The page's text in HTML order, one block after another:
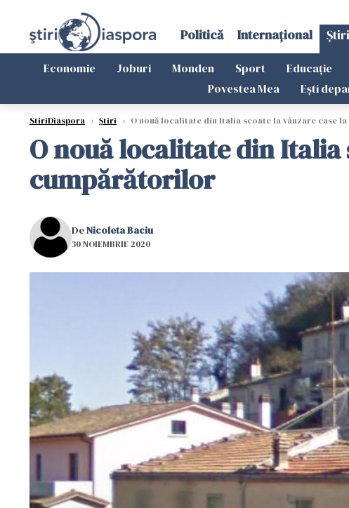
Politică Internațional Știri
Economie Joburi Monden Sport Educație
Povestea Mea
Ești
StiriDiaspora › Știri › O nouă localitate din Italia scoate la vânzare case
O nouă localitate din Italia
cumpărătorilor
DeNicoleta Baciu
30 NOIEMBRIE 2020